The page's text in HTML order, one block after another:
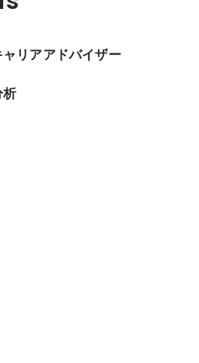
ャリアアドバイザー
析